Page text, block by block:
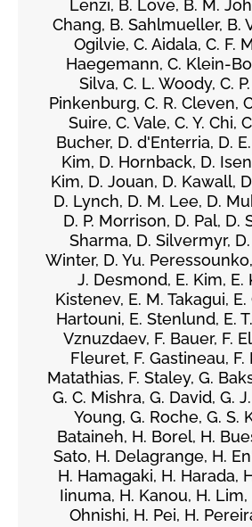
Lenzi, B. Love, B. M.
Chang, B. Sahlmueller, B.
Ogilvie, C. Aidala, C. F.
Haegemann, C. Klein-
Silva, C. L. Woody, C.
Pinkenburg, C. R. Cleven,
Suire, C. Vale, C. Y. Chi,
Bucher, D. d'Enterria, D.
Kim, D. Hornback, D.
Kim, D. Jouan, D. Kawall,
D. Lynch, D. M. Lee, D.
D. P. Morrison, D. Pal, D.
Sharma, D. Silvermyr,
Winter, D. Yu.
J. Desmond, E. Kim, E.
Kistenev, E. M. Takagui, E.
Hartouni, E. Stenlund, E.
Vznuzdaev, F. Bauer, F.
Fleuret, F. Gastineau, F.
Matathias, F. Staley, G.
G. C. Mishra, G. David, G.
Young, G. Roche, G. S.
Bataineh, H. Borel, H.
Sato, H. Delagrange, H.
H. Hamagaki, H. Harada,
Iinuma, H. Kanou, H. Lim,
Ohnishi, H. Pei, H.